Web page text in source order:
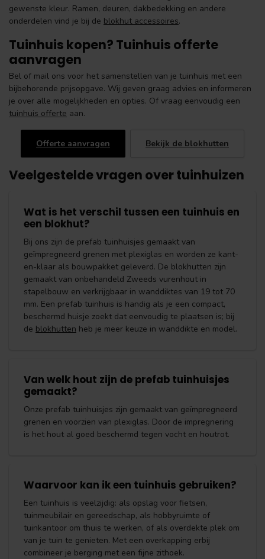
gewenste kleur. Ramen, deuren, dakbedekking en andere
onderdelen vind je bij de blokhut accessoires.
Tuinhuis kopen? Tuinhuis offerte
aanvragen
Bel of mail ons voor het samenstellen van je tuinhuis met een
bijbehorende prijsopgave. Wij geven graag advies en informeren
je over alle mogelijkheden en opties. Of vraag eenvoudig een
tuinhuis offerte aan.
Offerte aanvragen Bekijk de blokhutten
Veelgestelde vragen over tuinhuizen
Wat is het verschil tussen een tuinhuis en
een blokhut?
Bij ons zijn de prefab tuinhuisjes gemaakt van
geïmpregneerd grenen met plexiglas en worden ze kant-
en-klaar als bouwpakket geleverd. De blokhutten zijn
gemaakt van onbehandeld Zweeds vurenhout in
stapelbouw en verkrijgbaar in wanddiktes van 19 tot 70
mm. Een prefab tuinhuis is handig als je een compact,
beschermd huisje zoekt dat eenvoudig te plaatsen is; bij
de blokhutten heb je meer keuze in wanddikte en model.
Van welk hout zijn de prefab tuinhuisjes
gemaakt?
Onze prefab tuinhuisjes zijn gemaakt van geïmpregneerd
grenen en voorzien van plexiglas. Door de impregnering
is het hout al goed beschermd tegen vocht en houtrot.
Waarvoor kan ik een tuinhuis gebruiken?
Een tuinhuis is veelzijdig: als opslag voor fietsen,
tuinmeubilair en gereedschap, als hobbyruimte of
tuinkantoor om thuis te werken, of als overdekte plek om
van je tuin te genieten. Met een overkapping erbij
combineer je berging met een fijne zithoek.